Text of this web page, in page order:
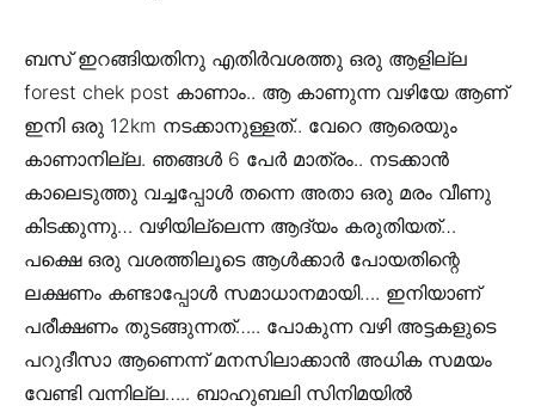
ബസ് ഇറങ്ങിയതിനു എതിർവശത്തു ഒരു ആളില്ല
forest chek post കാണാം.. ആ കാണുന്ന വഴിയേ ആണ്
ഇനി ഒരു 12km നടക്കാനുള്ളത്.. വേറെ ആരെയും
കാണാനില്ല. ഞങ്ങൾ 6 പേർ മാത്രം.. നടക്കാൻ
കാലെടുത്തു വച്ചപ്പോൾ തന്നെ അതാ ഒരു മരം വീണു
കിടക്കുന്നു… വഴിയില്ലെന്ന ആദ്യം കരുതിയത്…
പക്ഷെ ഒരു വശത്തിലൂടെ ആൾക്കാർ പോയതിന്റെ
ലക്ഷണം കണ്ടാപ്പോൾ സമാധാനമായി…. ഇനിയാണ്
പരീക്ഷണം തുടങ്ങുന്നത്….. പോകുന്ന വഴി അട്ടകളുടെ
പറുദീസാ ആണെന്ന് മനസിലാക്കാൻ അധിക സമയം
വേണ്ടി വന്നില്ല….. ബാഹുബലി സിനിമയിൽ